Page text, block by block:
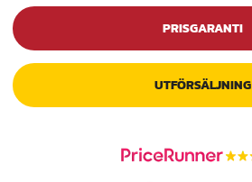
PRISGARANTI
UTFÖRSÄLJNING